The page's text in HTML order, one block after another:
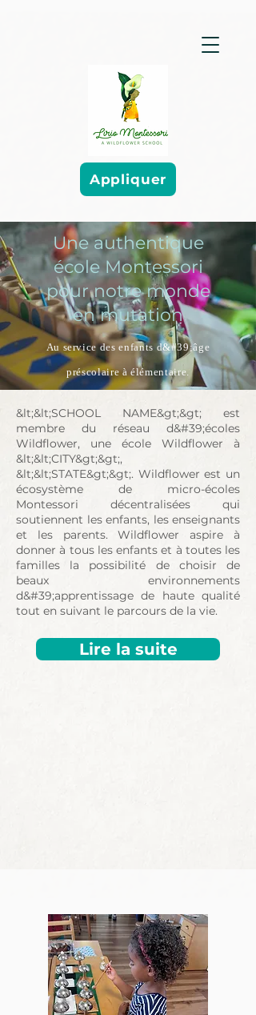
Appliquer
Une authentique
école Montessori
pour notre monde
en mutation
Au service des enfants d&#39;âge
préscolaire à élémentaire.
&lt;&lt;SCHOOL NAME&gt;&gt; est
membre du réseau d&#39;écoles
Wildflower, une école Wildflower à
&lt;&lt;CITY&gt;&gt;,
&lt;&lt;STATE&gt;&gt;. Wildflower est un
écosystème de micro-écoles
Montessori décentralisées qui
soutiennent les enfants, les enseignants
et les parents. Wildflower aspire à
donner à tous les enfants et à toutes les
familles la possibilité de choisir de
beaux environnements
d&#39;apprentissage de haute qualité
tout en suivant le parcours de la vie.
Lire la suite